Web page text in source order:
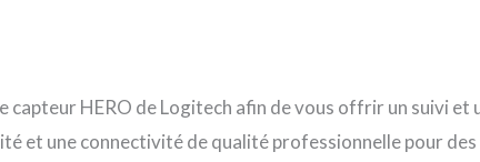
capteur HERO de Logitech afin de vous offrir un suivi et
et une connectivité de qualité professionnelle pour des